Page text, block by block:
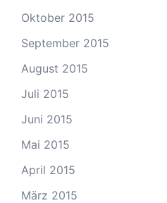
Oktober 2015
September 2015
August 2015
Juli 2015
Juni 2015
Mai 2015
April 2015
März 2015